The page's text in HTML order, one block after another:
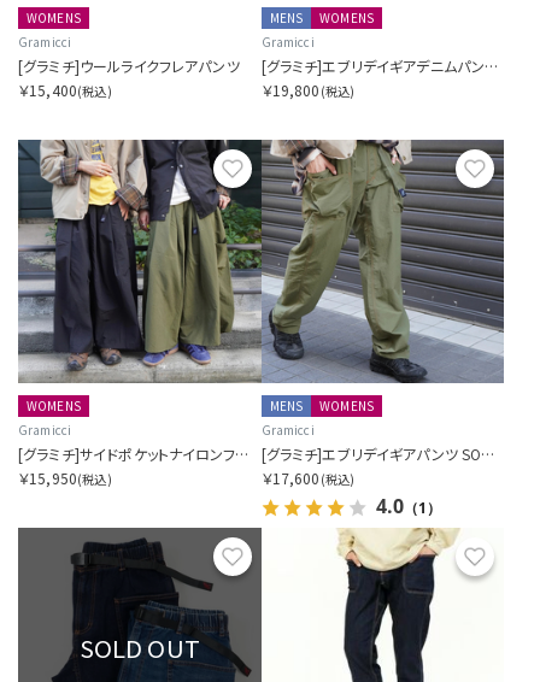
WOMENS
Gramicci
[グラミチ]ウールライクフレアパンツ
￥15,400(税込)
MENS
WOMENS
Gramicci
[グラミチ]エブリデイギアデニムパンツ SORA別注
￥19,800 (税込)
お気に入り
WOMENS
Gramicci
[グラミチ]サイドポケットナイロンフレアパンツ SORA別注
￥15,950(税込)
お気
MENS
WOMENS
Gramicci
[グラミチ]エブリデイギアパンツ SORA別注
￥17,600 (税込)
4.0（1）
お気に入り
SOLD OUT